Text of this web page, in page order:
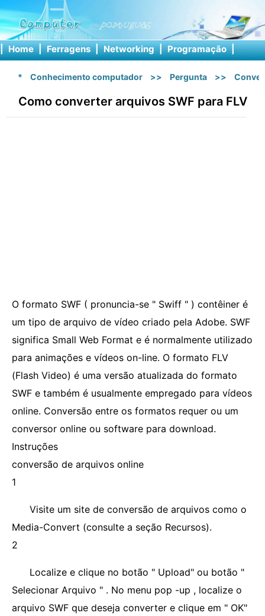
| Home | Ferragens | Networking | Programação |
* Conhecimento computador >> Pergunta >>
Como converter arquivos SWF para FLV
O formato SWF ( pronuncia-se " Swiff " ) contêiner é
um tipo de arquivo de vídeo criado pela Adobe. SWF
significa Small Web Format e é normalmente utilizado
para animações e vídeos on-line. O formato FLV
(Flash Video) é uma versão atualizada do formato
SWF e também é usualmente empregado para vídeos
online. Conversão entre os formatos requer ou um
conversor online ou software para download.
Instruções
conversão de arquivos online
1
Visite um site de conversão de arquivos como o
Media-Convert (consulte a seção Recursos).
2
Localize e clique no botão " Upload" ou botão "
Selecionar Arquivo " . No menu pop -up , localize o
arquivo SWF que deseja converter e clique em " OK"